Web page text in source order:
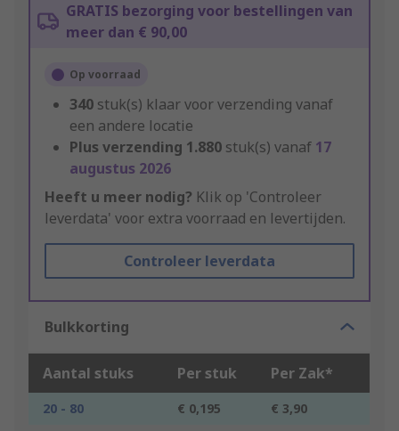
GRATIS bezorging voor bestellingen van
meer dan € 90,00
Op voorraad
340 stuk(s) klaar voor verzending vanaf
een andere locatie
Plus verzending 1.880 stuk(s) vanaf 17
augustus 2026
Heeft u meer nodig? Klik op 'Controleer
leverdata' voor extra voorraad en levertijden.
Controleer leverdata
Bulkkorting
Aantal stuks Per stuk Per Zak*
20 - 80 € 0,195
€ 3,90